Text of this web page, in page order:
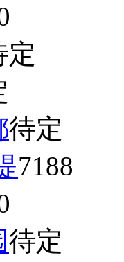
定
待定
7188
待定